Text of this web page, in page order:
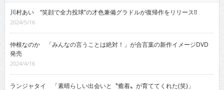
川村あい “笑顔で全力投球”の才色兼備グラドルが復帰作をリリース!!
2024/5/16
仲根なのか 「みんなの言うことは絶対！」が合言葉の新作イメージDVD
発売
2024/4/16
ランジャタイ 「素晴らしい出会いと〝癒着〟が育ててくれた(笑)」